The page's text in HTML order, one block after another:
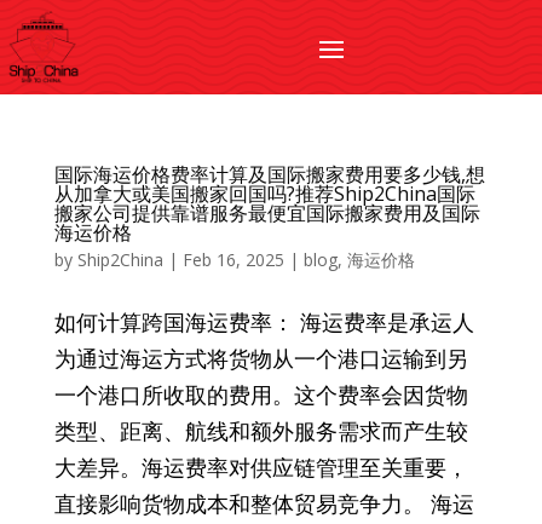
国际海运价格费率计算及国际搬家费用要多少钱,想
从加拿大或美国搬家回国吗?推荐Ship2China国际
搬家公司提供靠谱服务最便宜国际搬家费用及国际
海运价格
by Ship2China | Feb 16, 2025 | blog, 海运价格
如何计算跨国海运费率： 海运费率是承运人
为通过海运方式将货物从一个港口运输到另
一个港口所收取的费用。这个费率会因货物
类型、距离、航线和额外服务需求而产生较
大差异。海运费率对供应链管理至关重要，
直接影响货物成本和整体贸易竞争力。 海运